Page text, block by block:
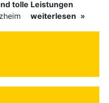
tolle Leistungen
weiterlesen